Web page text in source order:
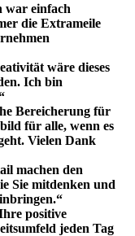
war einfach
die Extrameile
wäre dieses
Ich bin
Bereicherung für
für alle, wenn es
Vielen Dank
machen den
Sie mitdenken und
positive
jeden Tag